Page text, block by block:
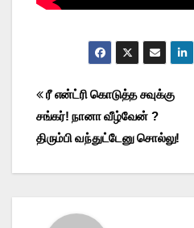
Post
navigation
ரீ என்ட்ரி கொடுத்த சவுக்கு
சங்கர்! நானா வீழ்வேன் ?
திரும்பி வந்துட்டேனு சொல்லு!